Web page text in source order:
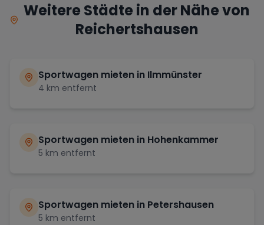
Weitere Städte in der Nähe von
Reichertshausen
Sportwagen mieten in Ilmmünster
4 km entfernt
Sportwagen mieten in Hohenkammer
5 km entfernt
Sportwagen mieten in Petershausen
5 km entfernt